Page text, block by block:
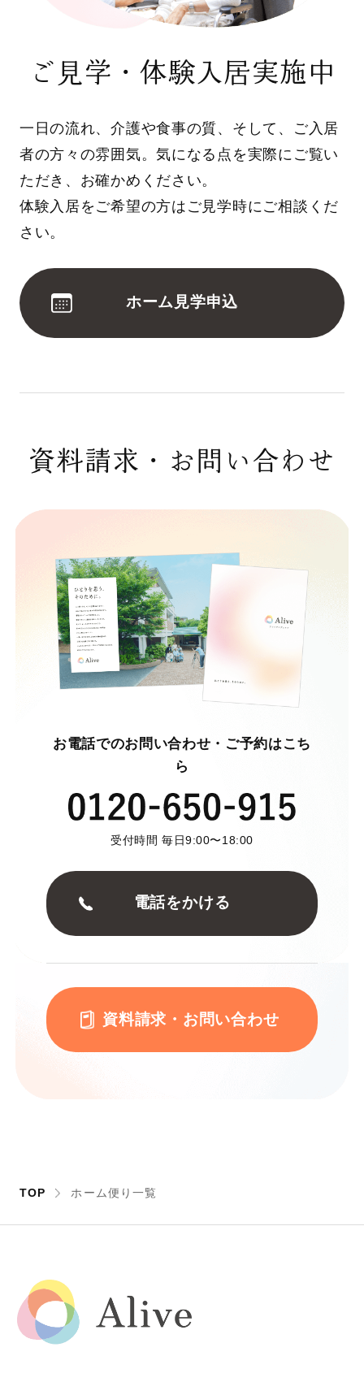
ご見学・体験入居実施中
一日の流れ、介護や食事の質、そして、ご入居
者の方々の雰囲気。気になる点を実際にご覧い
ただき、お確かめください。
体験入居をご希望の方はご見学時にご相談くだ
さい。
ホーム見学申込
資料請求・お問い合わせ
お電話でのお問い合わせ・ご予約はこち
ら
受付時間 毎日9:00〜18:00
電話をかける
資料請求・お問い合わせ
TOP ホーム便り一覧